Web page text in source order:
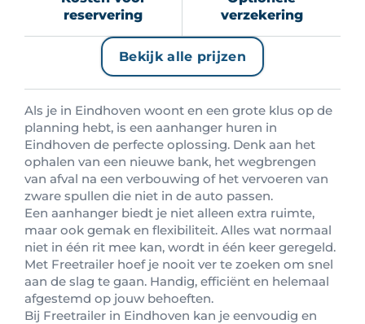
reservering
verzekering
Bekijk alle prijzen
Als je in Eindhoven woont en een grote klus op de
planning hebt, is een aanhanger huren in
Eindhoven de perfecte oplossing. Denk aan het
ophalen van een nieuwe bank, het wegbrengen
van afval na een verbouwing of het vervoeren van
zware spullen die niet in de auto passen.
Een aanhanger biedt je niet alleen extra ruimte,
maar ook gemak en flexibiliteit. Alles wat normaal
niet in één rit mee kan, wordt in één keer geregeld.
Met Freetrailer hoef je nooit ver te zoeken om snel
aan de slag te gaan. Handig, efficiënt en helemaal
afgestemd op jouw behoeften.
Bij Freetrailer in Eindhoven kan je eenvoudig en